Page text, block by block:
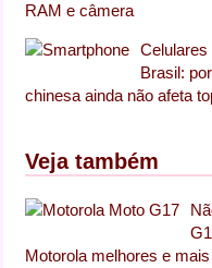
RAM e câmera
Brasil:
chinesa ainda não afeta
Veja também
Motorola melhores e